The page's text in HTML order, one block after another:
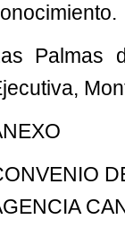
Palmas